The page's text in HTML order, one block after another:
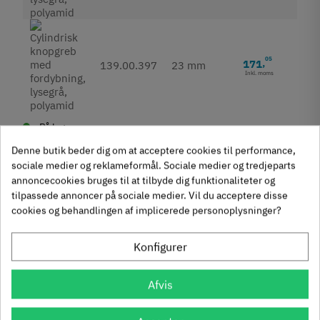
139.00.397 23 mm 171,05
Inkl. moms
På lager
Fjernlager (Normalt 4-8 dage hvis ikke andet angivet i
beskrivelse)
Produktegenskaber
MærkerHaefele
Produktinformation
Anmeldelser
Denne butik beder dig om at acceptere cookies til performance,
sociale medier og reklameformål. Sociale medier og tredjeparts
annoncecookies bruges til at tilbyde dig funktionaliteter og
tilpassede annoncer på sociale medier. Vil du acceptere disse
cookies og behandlingen af implicerede personoplysninger?
Konfigurer
Afvis